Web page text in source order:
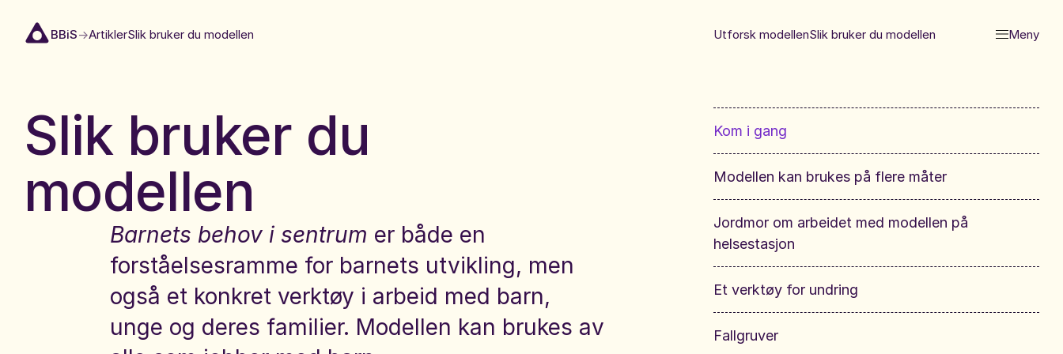
Barnets behov i sentrum
BBiS ArtiklerSlik bruker du modellen Utforsk modellenSlik bruker du modellen Meny
Kom i gang
Modellen kan brukes på flere måter
Jordmor om arbeidet med modellen på
helsestasjon
Et verktøy for undring
Fallgruver
Slik bruker du
modellen
Barnets behov i sentrum er både en
forståelsesramme for barnets utvikling, men
også et konkret verktøy i arbeid med barn,
unge og deres familier. Modellen kan brukes av